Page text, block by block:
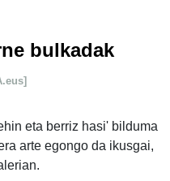
bulkadak
eta berriz hasi' bilduma
arte egongo da ikusgai,